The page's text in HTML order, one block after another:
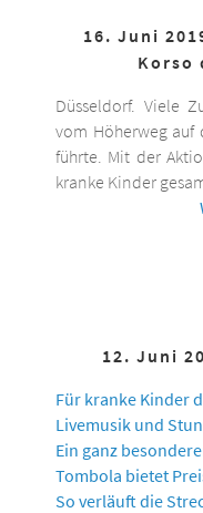
16. Juni
Korso
Düsseldorf. Viele
vom Höherweg auf
führte. Mit der
kranke Kinder
12. Juni
Für kranke Kinder
Livemusik und
Ein ganz
Tombola bietet
So verläuft die